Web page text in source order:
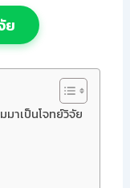
ย
มาเป็นโจทย์วิจัย